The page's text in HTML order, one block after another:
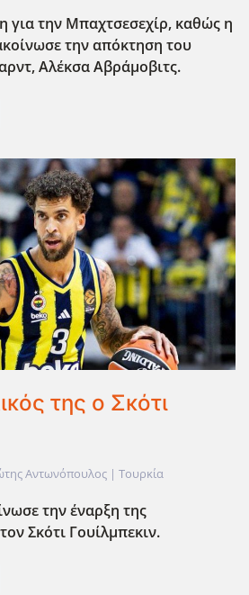
για την Μπαχτσεσεχίρ, καθώς η
την απόκτηση του
Αλέκσα Αβράμοβιτς.
της ο Σκότι
Αντωνόπουλος | Τουρκία
την έναρξη της
Σκότι Γουίλμπεκιν.